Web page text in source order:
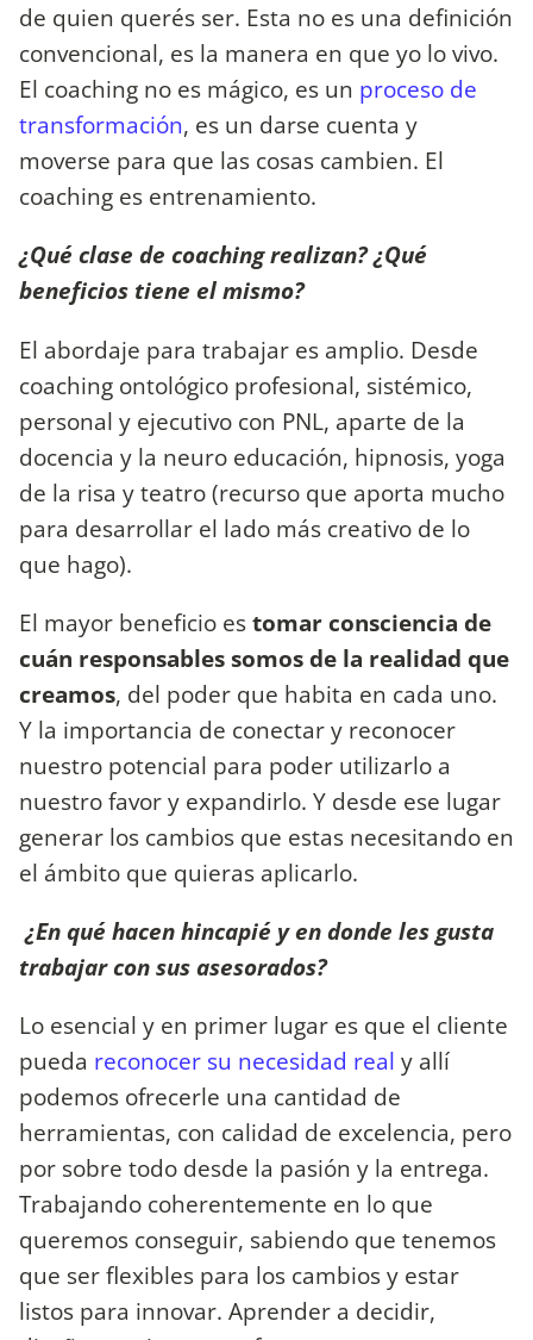
de quien querés ser. Esta no es una definición
convencional, es la manera en que yo lo vivo.
El coaching no es mágico, es un proceso de
transformación, es un darse cuenta y
moverse para que las cosas cambien. El
coaching es entrenamiento.
¿Qué clase de coaching realizan? ¿Qué
beneficios tiene el mismo?
El abordaje para trabajar es amplio. Desde
coaching ontológico profesional, sistémico,
personal y ejecutivo con PNL, aparte de la
docencia y la neuro educación, hipnosis, yoga
de la risa y teatro (recurso que aporta mucho
para desarrollar el lado más creativo de lo
que hago).
El mayor beneficio estomar consciencia de
cuán responsables somos de la realidad que
creamos, del poder que habita en cada uno.
Y la importancia de conectar y reconocer
nuestro potencial para poder utilizarlo a
nuestro favor y expandirlo. Y desde ese lugar
generar los cambios que estas necesitando en
el ámbito que quieras aplicarlo.
¿En qué hacen hincapié y en donde les gusta
trabajar con sus asesorados?
Lo esencial y en primer lugar es que el cliente
pueda reconocer su necesidad real y allí
podemos ofrecerle una cantidad de
herramientas, con calidad de excelencia, pero
por sobre todo desde la pasión y la entrega.
Trabajando coherentemente en lo que
queremos conseguir, sabiendo que tenemos
que ser flexibles para los cambios y estar
listos para innovar. Aprender a decidir,